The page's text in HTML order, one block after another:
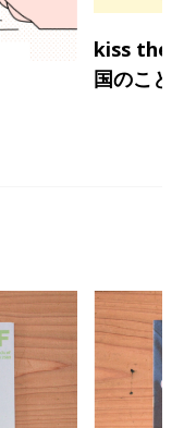
kiss the
国のこと